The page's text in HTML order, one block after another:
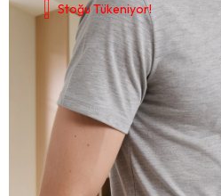
Stoğu Tükeniyor!